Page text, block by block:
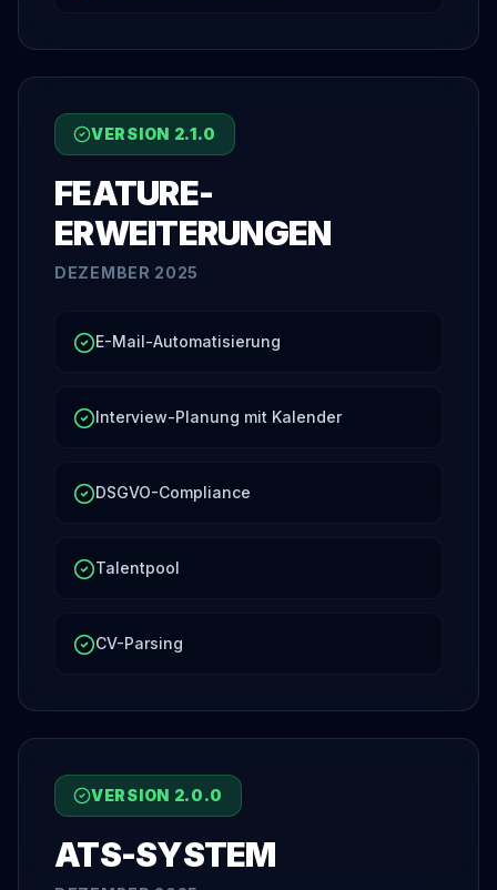
VERSION 2.1.0
FEATURE-
ERWEITERUNGEN
DEZEMBER 2025
E-Mail-Automatisierung
Interview-Planung mit Kalender
DSGVO-Compliance
Talentpool
CV-Parsing
VERSION 2.0.0
ATS-SYSTEM